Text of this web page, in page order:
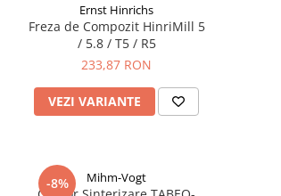
Ernst Hinrichs
Freza de Compozit HinriMill 5
/ 5.8 / T5 / R5
233,87 RON
VEZI VARIANTE
-8% Mihm-Vogt